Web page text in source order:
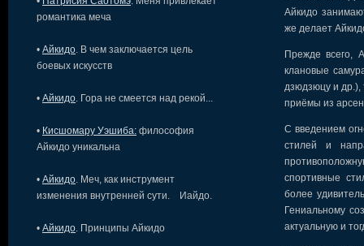
романтика меча
• Айкидо. В чем заключается цель
боевых искусств
• Айкидо. Гора не смеется над рекой...
• Кисшомару Уэшиба: философия
Айкидо уникальна
• Айкидо. Меч, как инструмент
изменения внутренней сути. Иайдо.
• Айкидо. Принципы Айкидо
Айкидо
же делает
Прежде всего,
клановые
дзюдзюцу и др.),
приёмы из
С введением
стилей и
спортивные
более
Гениальному
актуальную и